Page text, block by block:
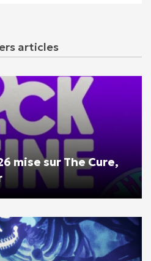
articles
mise sur The Cure,